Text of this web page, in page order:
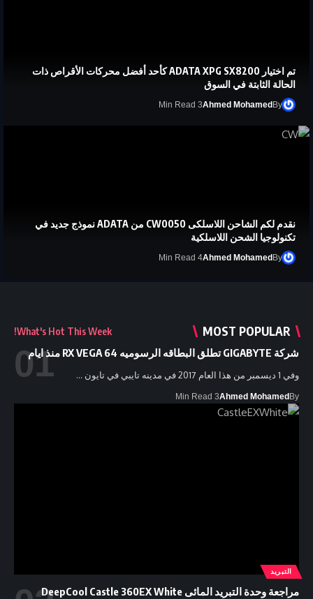
تم اختيار ADATA XPG SX8200 كأحد أفضل محركات الأقراص ذات
الحالة الثابتة في السوق
By
Ahmed Mohamed
3 Min Read
نقدم لكم الشاحن اللاسلكى CW0050 من ADATA نموذج جديد في
تكنولوجيا الشحن اللاسلكية
By
Ahmed Mohamed
4 Min Read
MOST POPULAR
What's Hot This Week!
شركة GIGABYTE تطلق البطاقه الرسوميه RX VEGA 64 منذ ايام
وفي 1 ديسمبر من هذا العام 2017 في مدينه تايبي في تايون …
By
Ahmed Mohamed
3 Min Read
التبريد
مراجعة وحدة التبريد المائى DeepCool Castle 360EX White